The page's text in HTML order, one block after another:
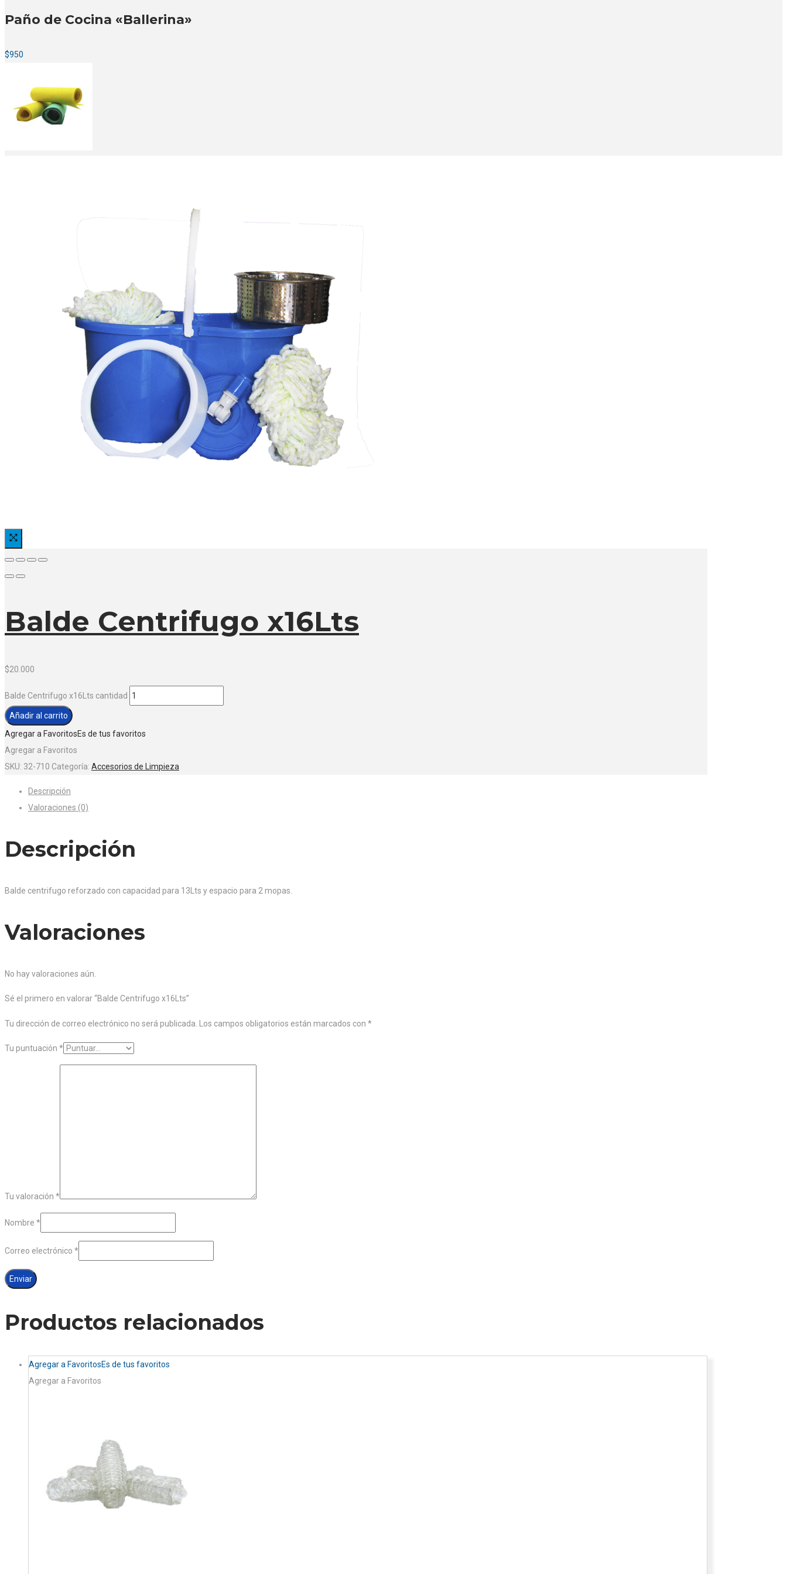
Paño de Cocina «Ballerina»
$950
Balde Centrifugo x16Lts
$20.000
Balde Centrifugo x16Lts cantidad
Añadir al carrito
Agregar a FavoritosEs de tus favoritos
Agregar a Favoritos
SKU: 32-710 Categoría: Accesorios de Limpieza
Descripción
Valoraciones (0)
Descripción
Balde centrifugo reforzado con capacidad para 13Lts y espacio para 2 mopas.
Valoraciones
No hay valoraciones aún.
Sé el primero en valorar “Balde Centrifugo x16Lts”
Tu dirección de correo electrónico no será publicada. Los campos obligatorios están marcados con *
Tu puntuación *
Tu valoración *
Nombre *
Correo electrónico *
Productos relacionados
Agregar a FavoritosEs de tus favoritos
Agregar a Favoritos